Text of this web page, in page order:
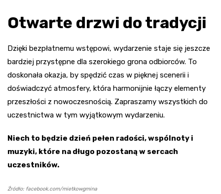
Otwarte drzwi do tradycji
Dzięki bezpłatnemu wstępowi, wydarzenie staje się jeszcze
bardziej przystępne dla szerokiego grona odbiorców. To
doskonała okazja, by spędzić czas w pięknej scenerii i
doświadczyć atmosfery, która harmonijnie łączy elementy
przeszłości z nowoczesnością. Zapraszamy wszystkich do
uczestnictwa w tym wyjątkowym wydarzeniu.
Niech to będzie dzień pełen radości, wspólnoty i
muzyki, które na długo pozostaną w sercach
uczestników.
Źródło: facebook.com/mietkowgmina